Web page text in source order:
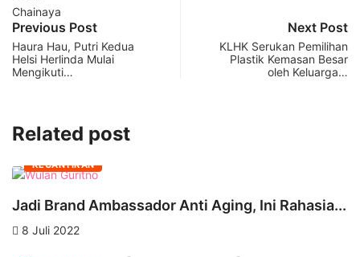
Previous Post
Haura Hau, Putri Kedua
Helsi Herlinda Mulai
Mengikuti…
Next Post
KLHK Serukan Pemilihan
Plastik Kemasan Besar
oleh Keluarga…
Related post
KECANTIKAN
Jadi Brand Ambassador Anti Aging, Ini Rahasia...
8 Juli 2022